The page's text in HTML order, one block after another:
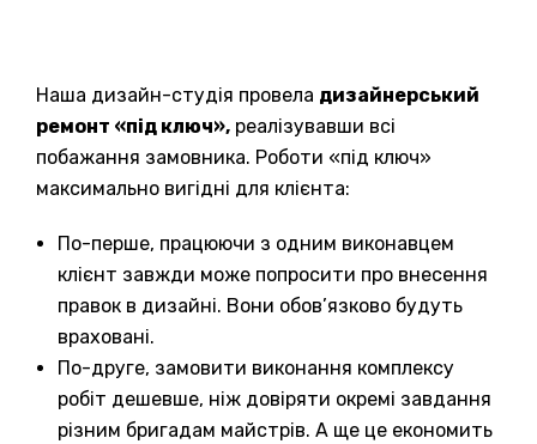
Наша дизайн-студія провела дизайнерський
ремонт «під ключ», реалізувавши всі
побажання замовника. Роботи «під ключ»
максимально вигідні для клієнта:
По-перше, працюючи з одним виконавцем
клієнт завжди може попросити про внесення
правок в дизайні. Вони обов’язково будуть
враховані.
По-друге, замовити виконання комплексу
робіт дешевше, ніж довіряти окремі завдання
різним бригадам майстрів. А ще це економить